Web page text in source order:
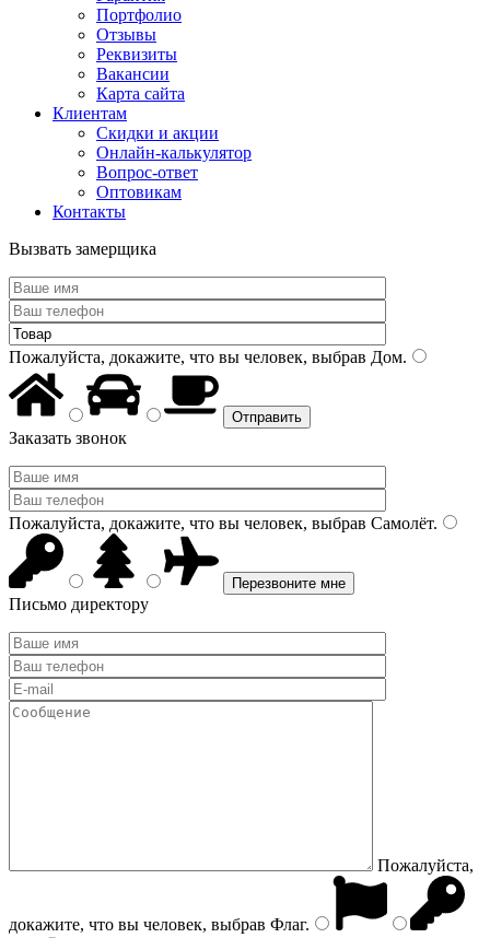
Портфолио
Отзывы
Реквизиты
Вакансии
Карта сайта
Клиентам
Скидки и акции
Онлайн-калькулятор
Вопрос-ответ
Оптовикам
Контакты
Вызвать замерщика
Пожалуйста, докажите, что вы человек, выбрав Дом.
Заказать звонок
Пожалуйста, докажите, что вы человек, выбрав Самолёт.
Письмо директору
Пожалуйста,
докажите, что вы человек, выбрав Флаг.